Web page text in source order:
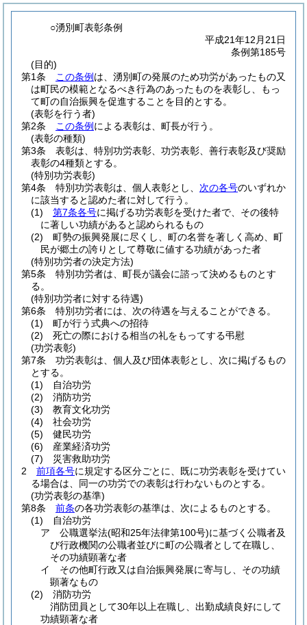
○湧別町表彰条例
平成21年12月21日
条例第185号
(目的)
第1条
この条例 は、湧別町の発展のため功労があったもの又
は町民の模範となるべき行為のあったものを表彰し、もっ
て町の自治振興を促進することを目的とする。
(表彰を行う者)
第2条
この条例 による表彰は、町長が行う。
(表彰の種類)
第3条
表彰は、特別功労表彰、功労表彰、善行表彰及び奨励
表彰の4種類とする。
(特別功労表彰)
第4条
特別功労表彰は、個人表彰とし、 次の各号のいずれか
に該当すると認めた者に対して行う。
(1)
第7条各号に掲げる功労表彰を受けた者で、その後特
に著しい功績があると認められるもの
(2)
町勢の振興発展に尽くし、町の名誉を著しく高め、町
民が郷土の誇りとして尊敬に値する功績があった者
(特別功労者の決定方法)
第5条
特別功労者は、町長が議会に諮って決めるものとす
る。
(特別功労者に対する待遇)
第6条
特別功労者には、次の待遇を与えることができる。
(1)
町が行う式典への招待
(2)
死亡の際における相当の礼をもってする弔慰
(功労表彰)
第7条
功労表彰は、個人及び団体表彰とし、次に掲げるもの
とする。
(1)
自治功労
(2)
消防功労
(3)
教育文化功労
(4)
社会功労
(5)
健民功労
(6)
産業経済功労
(7)
災害救助功労
2
前項各号に規定する区分ごとに、既に功労表彰を受けてい
る場合は、同一の功労での表彰は行わないものとする。
(功労表彰の基準)
第8条
前条の各功労表彰の基準は、次によるものとする。
(1)
自治功労
ア
公職選挙法(昭和25年法律第100号)に基づく公職者及
び行政機関の公職者並びに町の公職者として在職し、
その功績顕著な者
イ
その他町行政又は自治振興発展に寄与し、その功績
顕著なもの
(2)
消防功労
消防団員として30年以上在職し、出勤成績良好にして
功績顕著な者